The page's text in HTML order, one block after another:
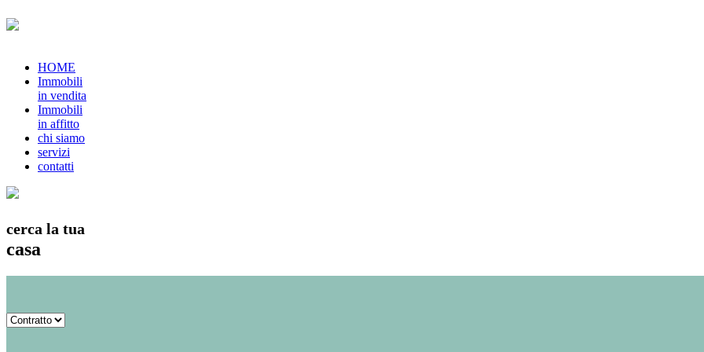
HOME
Immobili
in vendita
Immobili
in affitto
chi siamo
servizi
contatti
cerca la tua
casa